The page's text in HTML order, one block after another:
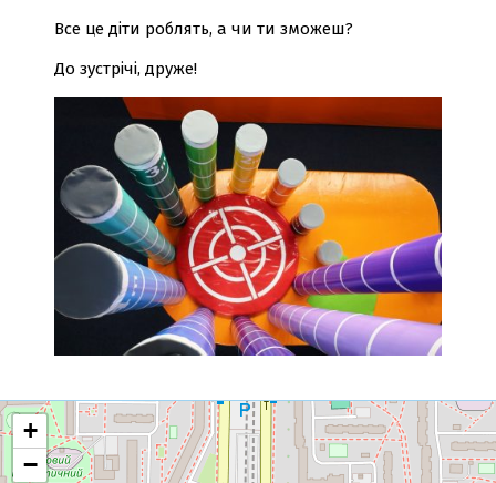
Все це діти роблять, а чи ти зможеш?
До зустрічі, друже!
+
−